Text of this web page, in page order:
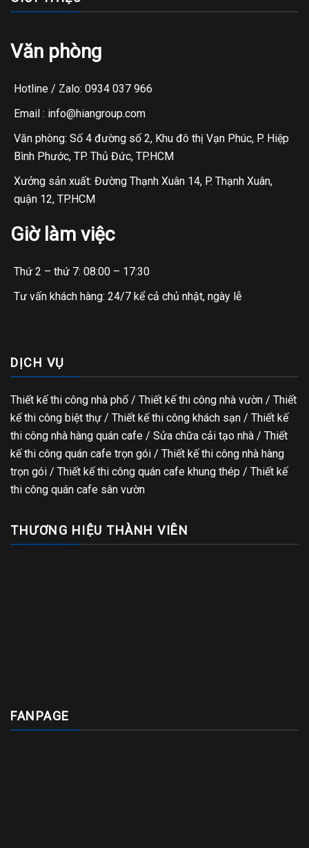
Văn phòng
Hotline / Zalo: 0934 037 966
Email : info@hiangroup.com
Văn phòng: Số 4 đường số 2, Khu đô thị Vạn Phúc, P. Hiệp
Bình Phước, TP. Thủ Đức, TP.HCM
Xưởng sản xuất: Đường Thạnh Xuân 14, P. Thạnh Xuân,
quận 12, TP.HCM
Giờ làm việc
Thứ 2 – thứ 7: 08:00 – 17:30
Tư vấn khách hàng: 24/7 kể cả chủ nhật, ngày lễ
DỊCH VỤ
Thiết kế thi công nhà phố / Thiết kế thi công nhà vườn / Thiết
kế thi công biệt thự / Thiết kế thi công khách sạn / Thiết kế
thi công nhà hàng quán cafe / Sửa chữa cải tạo nhà / Thiết
kế thi công quán cafe trọn gói / Thiết kế thi công nhà hàng
trọn gói / Thiết kế thi công quán cafe khung thép / Thiết kế
thi công quán cafe sân vườn
THƯƠNG HIỆU THÀNH VIÊN
FANPAGE